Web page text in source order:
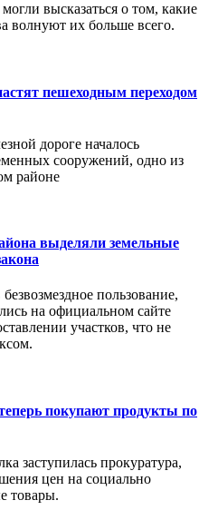
высказаться о том, какие
волнуют их больше всего.
пешеходным переходом
дороге началось
сооружений, одно из
районе
выделяли земельные
пользование,
на официальном сайте
участков, что не
покупают продукты по
заступилась прокуратура,
цен на социально
товары.